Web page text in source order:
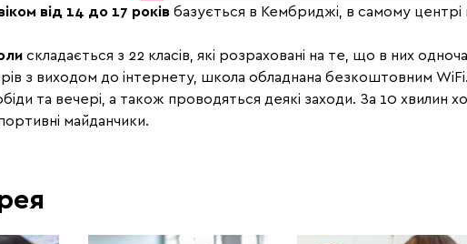
від 14 до 17 років базується в Кембриджі, в самому центрі
складається з 22 класів, які розраховані на те, що в них
з виходом до інтернету, школа обладнана безкоштовним
та вечері, а також проводяться деякі заходи. За 10 хвилин
майданчики.